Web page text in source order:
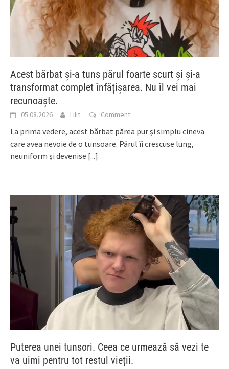
Acest bărbat și-a tuns părul foarte scurt și și-a
transformat complet înfățișarea. Nu îl vei mai
recunoaște.
05.08.2026 Lilit Comment
La prima vedere, acest bărbat părea pur și simplu cineva
care avea nevoie de o tunsoare. Părul îi crescuse lung,
neuniform și devenise [...]
Puterea unei tunsori. Ceea ce urmează să vezi te
va uimi pentru tot restul vieții.